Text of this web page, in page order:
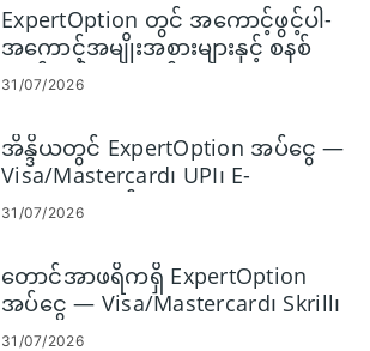
ExpertOption တွင် အကောင့်ဖွင့်ပါ-
အကောင့်အမျိုးအစားများနှင့် စနစ်
ထည့်သွင်းမှု အဆင့်များ
31/07/2026
အိန္ဒိယတွင် ExpertOption အပ်ငွေ —
Visa/Mastercard၊ UPI၊ E-
payments နှင့် Crypto
31/07/2026
တောင်အာဖရိကရှိ ExpertOption
အပ်ငွေ — Visa/Mastercard၊ Skrill၊
Neteller၊ Crypto
31/07/2026